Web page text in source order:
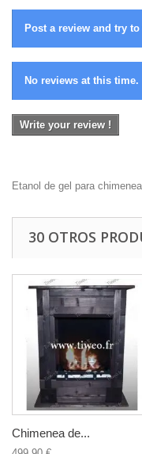
Post a review and try
No reviews at this time.
Write your review !
Etanol de gel para
30 OTROS
Chimenea de...